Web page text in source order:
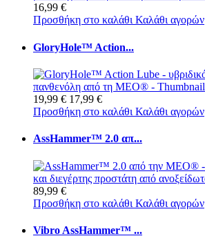
16,99 €
Προσθήκη στο καλάθι Καλάθι αγορών
GloryHole™ Action...
19,99 € 17,99 €
Προσθήκη στο καλάθι Καλάθι αγορών
AssHammer™ 2.0 απ...
89,99 €
Προσθήκη στο καλάθι Καλάθι αγορών
Vibro AssHammer™ ...